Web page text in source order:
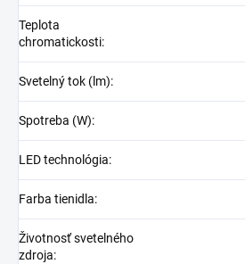
Teplota
chromatickosti:
Svetelný tok (lm):
Spotreba (W):
LED technológia:
Farba tienidla:
Životnosť svetelného
zdroja: